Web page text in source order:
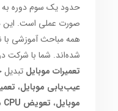
حدود یک سوم دوره
صورت عملی است. این
همه مباحث آموزشی با
شده‌اند. شما با شرکت
تعمیرات موبایل تبدیل
عیب‌یابی موبایل،
موبایل، تعویض CPU موبایل